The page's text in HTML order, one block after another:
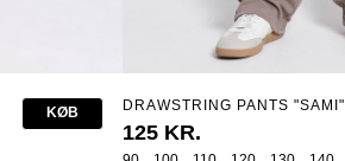
KØB DRAWSTRING PANTS "SAMI"
125 KR.